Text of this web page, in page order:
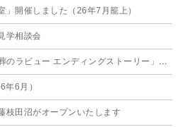
」開催しました（26年7月籠上）
学相談会
ディングストーリー」に弊社スタッフが出演いたしました（26年6月）
6月）
枝田沼がオープンいたします